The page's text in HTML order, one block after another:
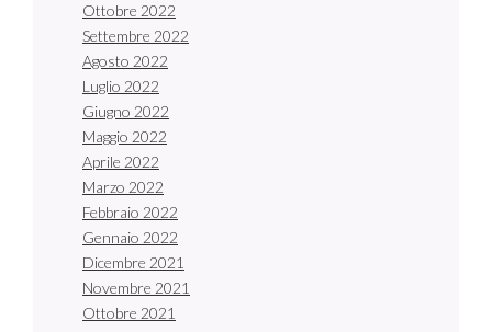
Ottobre 2022
Settembre 2022
Agosto 2022
Luglio 2022
Giugno 2022
Maggio 2022
Aprile 2022
Marzo 2022
Febbraio 2022
Gennaio 2022
Dicembre 2021
Novembre 2021
Ottobre 2021